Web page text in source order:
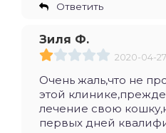
Ответить
Зиля Ф.
2020-04-27
Очень жаль,что не
этой
лечение свою
первых дней